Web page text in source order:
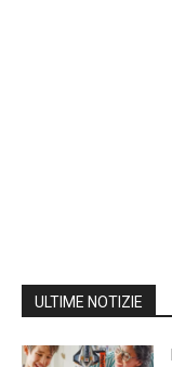
ULTIME NOTIZIE